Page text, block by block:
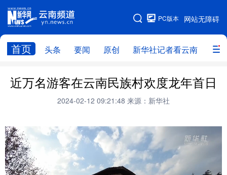
网站无障碍
PC版本
首页 头条 要闻 原创 新华社记者看云南 政务
网站地图
头条 云南要闻 本网原创
新华社记者看云南 政务
教育
社会
图片
近万名游客在云南民族村欢度龙年首日
2024-02-12 09:21:48 来源：新华社